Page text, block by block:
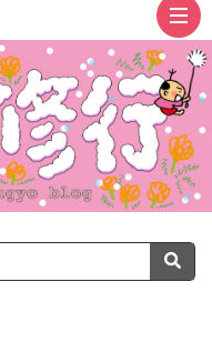
ト
ッ